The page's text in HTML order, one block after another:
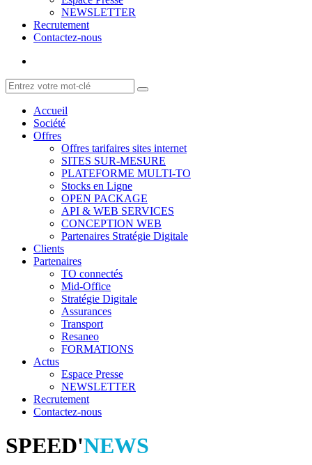
NEWSLETTER
Recrutement
Contactez-nous
Accueil
Société
Offres
Offres tarifaires sites internet
SITES SUR-MESURE
PLATEFORME MULTI-TO
Stocks en Ligne
OPEN PACKAGE
API & WEB SERVICES
CONCEPTION WEB
Partenaires Stratégie Digitale
Clients
Partenaires
TO connectés
Mid-Office
Stratégie Digitale
Assurances
Transport
Resaneo
FORMATIONS
Actus
Espace Presse
NEWSLETTER
Recrutement
Contactez-nous
SPEED'NEWS